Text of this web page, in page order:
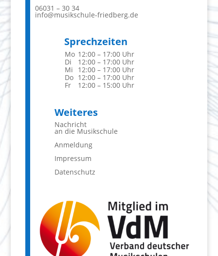
06031 – 30 34
info@musikschule-friedberg.de
Sprechzeiten
Mo 12:00 – 17:00 Uhr
Di
12:00 – 17:00 Uhr
Mi
12:00 – 17:00 Uhr
Do 12:00 – 17:00 Uhr
Fr
12:00 – 15:00 Uhr
Weiteres
Nachricht
an die Musikschule
Anmeldung
Impressum
Datenschutz